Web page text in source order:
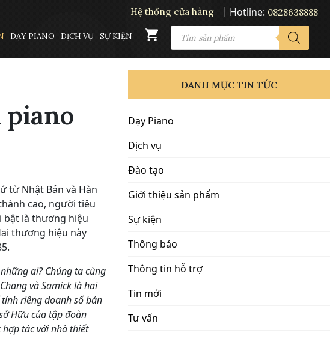
DẠY PIANO DỊCH VỤ SỰ KIỆN
PRODUCTS
SEARCH
Hệ thống cửa hàng Hotline: 0828638888
piano
từ Nhật Bản và Hàn
cao, người tiêu
bật là thương hiệu
thương hiệu này
ai? Chúng ta cùng
và Samick là hai
riêng doanh số bán
Hữu của tập đoàn
tác với nhà thiết
DANH MỤC TIN TỨC
Dạy Piano
Dịch vụ
Đào tạo
Giới thiệu sản phẩm
Sự kiện
Thông báo
Thông tin hỗ trợ
Tin mới
Tư vấn